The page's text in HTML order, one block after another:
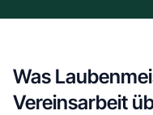
Was
Vereinsarbeit